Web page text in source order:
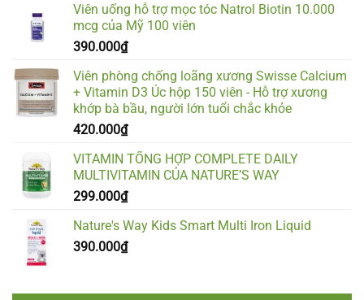
Viên uống hỗ trợ mọc tóc Natrol Biotin 10.000
mcg của Mỹ 100 viên
390.000₫
Viên phòng chống loãng xương Swisse Calcium
+ Vitamin D3 Úc hộp 150 viên - Hỗ trợ xương
khớp bà bầu, người lớn tuổi chắc khỏe
420.000₫
VITAMIN TỔNG HỢP COMPLETE DAILY
MULTIVITAMIN CỦA NATURE’S WAY
299.000₫
Nature's Way Kids Smart Multi Iron Liquid
390.000₫